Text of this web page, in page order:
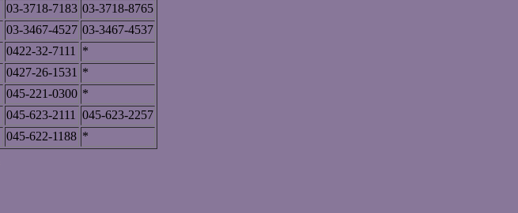
03-3718-7183 03-3718-8765
03-3467-4527 03-3467-4537
0422-32-7111 *
0427-26-1531 *
045-221-0300 *
045-623-2111 045-623-2257
045-622-1188 *